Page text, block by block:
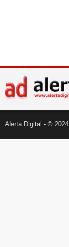
Alerta Digital - ©